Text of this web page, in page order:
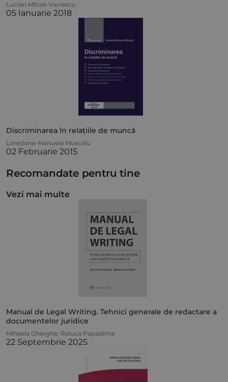
Lucian Mihali-Viorescu
05 Ianuarie 2018
Discriminarea în relațiile de muncă
Loredana-Manuela Muscalu
02 Februarie 2015
Recomandate pentru tine
Vezi mai multe
Manual de Legal Writing. Tehnici generale de redactare a
documentelor juridice
Mihaela Gherghe, Raluca Papadima
22 Septembrie 2025